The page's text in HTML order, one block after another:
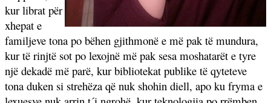
kur librat për
xhepat e
familjeve tona po bëhen gjithmonë e më pak të mundura,
kur të rinjtë sot po lexojnë më pak sesa moshatarët e tyre
një dekadë më parë, kur bibliotekat publike të qyteteve
tona duken si strehëza që nuk shohin diell, apo ku fryma e